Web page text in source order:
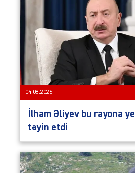
04.08.2026
İlham Əliyev bu rayona
təyin etdi